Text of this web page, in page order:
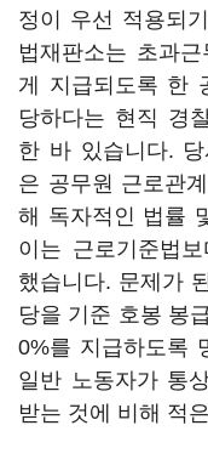
정이 우선 적용되
법재판소는 초과
게 지급되도록 한
당하다는 현직 경
한 바 있습니다.
은 공무원 근로관
해 독자적인 법률
이는 근로기준법
했습니다. 문제가
당을 기준 호봉 봉
0%를 지급하도록
일반 노동자가 통
받는 것에 비해 적